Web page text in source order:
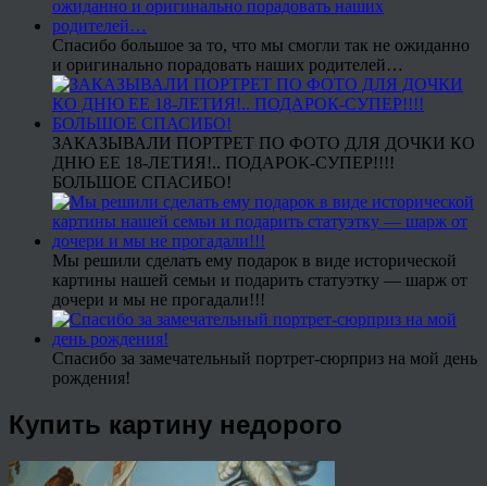
Спасибо большое за то, что мы смогли так не ожиданно
и оригинально порадовать наших родителей…
ЗАКАЗЫВАЛИ ПОРТРЕТ ПО ФОТО ДЛЯ ДОЧКИ КО
ДНЮ ЕЕ 18-ЛЕТИЯ!.. ПОДАРОК-СУПЕР!!!!
БОЛЬШОЕ СПАСИБО!
Мы решили сделать ему подарок в виде исторической
картины нашей семьи и подарить статуэтку — шарж от
дочери и мы не прогадали!!!
Спасибо за замечательный портрет-сюрприз на мой день
рождения!
Купить картину недорого